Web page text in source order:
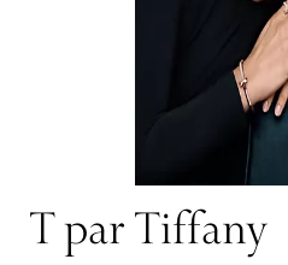
T par Tiffany